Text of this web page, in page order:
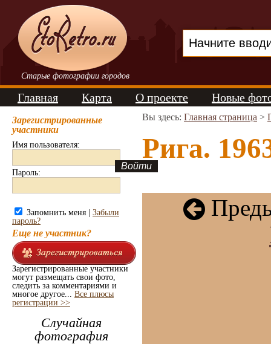
Старые фотографии городов
Главная Карта О проекте Новые
Зарегистрированные
участники
Имя пользователя:
Пароль:
Запомнить меня | Забыли
пароль?
Еще не участник?
Зарегистрированные участники
могут размещать свои фото,
следить за комментариями и
многое другое... Все плюсы
регистрации >>
Случайная
фотография
Вы здесь: Главная страница >
Рига.